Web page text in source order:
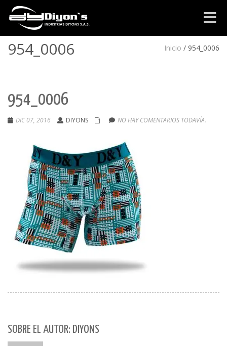
954_0006 Inicio / 954_0006
954_0006
DIC 07, 2016 DIYONS NO HAY COMENTARIOS TODAVÍA.
SOBRE EL AUTOR: DIYONS